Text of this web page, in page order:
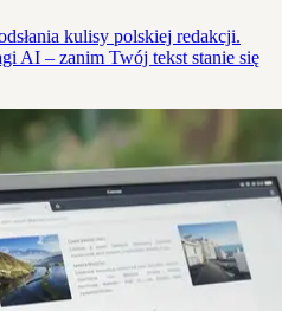
kulisy polskiej redakcji.
AI – zanim Twój tekst stanie się